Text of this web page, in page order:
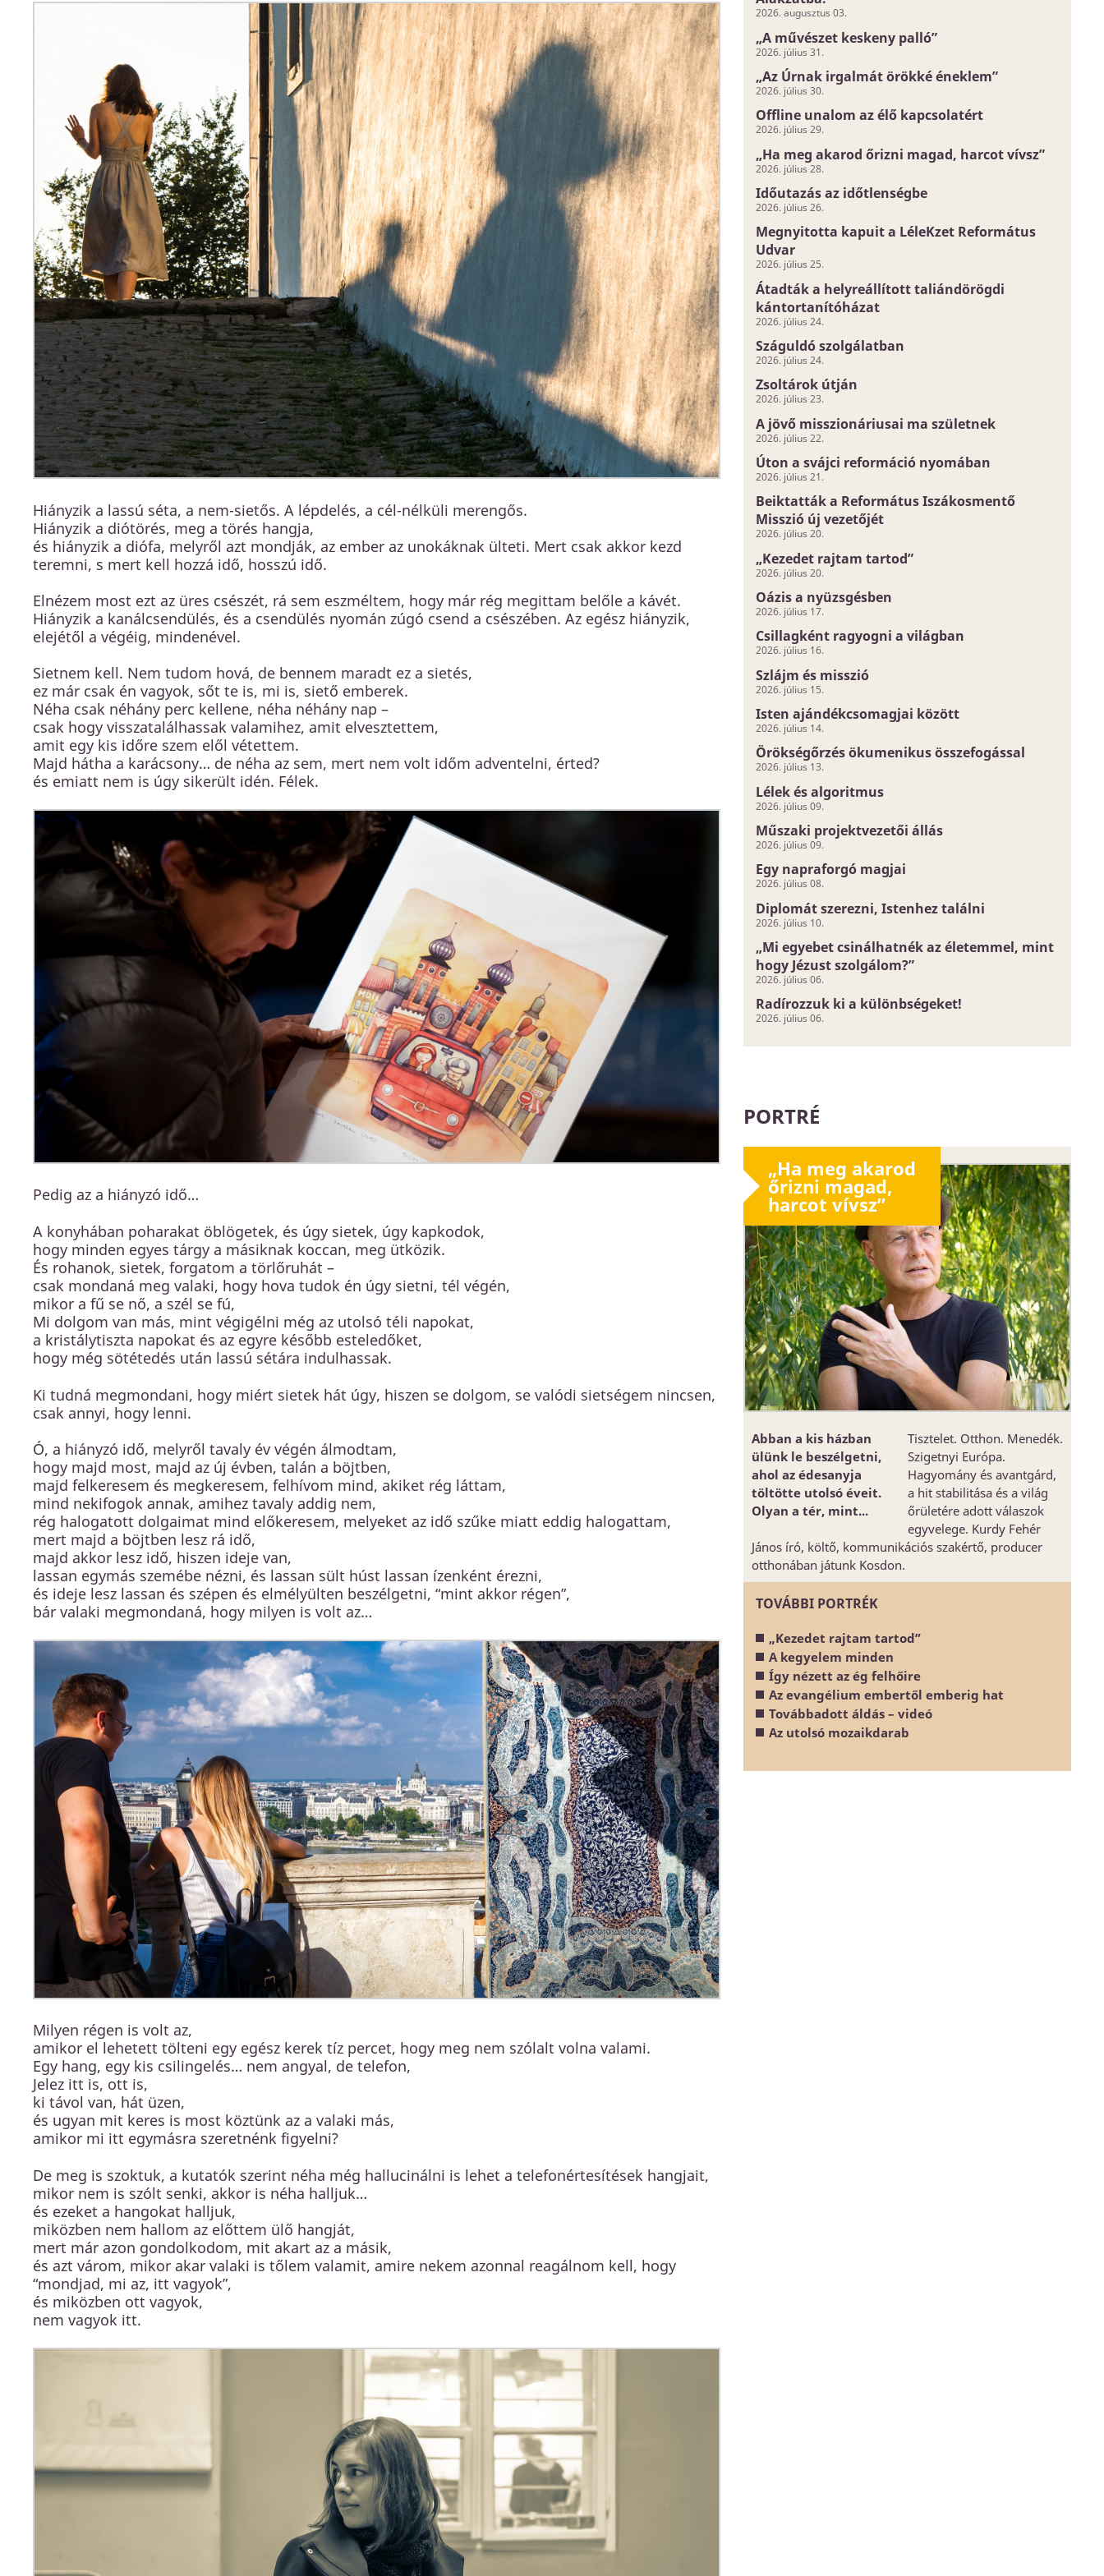
Hiányzik a lassú séta, a nem-sietős. A lépdelés, a cél-nélküli merengős.
Hiányzik a diótörés, meg a törés hangja,
és hiányzik a diófa, melyről azt mondják, az ember az unokáknak ülteti. Mert csak akkor kezd
teremni, s mert kell hozzá idő, hosszú idő.
Elnézem most ezt az üres csészét, rá sem eszméltem, hogy már rég megittam belőle a kávét.
Hiányzik a kanálcsendülés, és a csendülés nyomán zúgó csend a csészében. Az egész hiányzik,
elejétől a végéig, mindenével.
Sietnem kell. Nem tudom hová, de bennem maradt ez a sietés,
ez már csak én vagyok, sőt te is, mi is, siető emberek.
Néha csak néhány perc kellene, néha néhány nap –
csak hogy visszatalálhassak valamihez, amit elvesztettem,
amit egy kis időre szem elől vétettem.
Majd hátha a karácsony… de néha az sem, mert nem volt időm adventelni, érted?
és emiatt nem is úgy sikerült idén. Félek.
Pedig az a hiányzó idő…
A konyhában poharakat öblögetek, és úgy sietek, úgy kapkodok,
hogy minden egyes tárgy a másiknak koccan, meg ütközik.
És rohanok, sietek, forgatom a törlőruhát –
csak mondaná meg valaki, hogy hova tudok én úgy sietni, tél végén,
mikor a fű se nő, a szél se fú,
Mi dolgom van más, mint végigélni még az utolsó téli napokat,
a kristálytiszta napokat és az egyre később esteledőket,
hogy még sötétedés után lassú sétára indulhassak.
Ki tudná megmondani, hogy miért sietek hát úgy, hiszen se dolgom, se valódi sietségem nincsen,
csak annyi, hogy lenni.
Ó, a hiányzó idő, melyről tavaly év végén álmodtam,
hogy majd most, majd az új évben, talán a böjtben,
majd felkeresem és megkeresem, felhívom mind, akiket rég láttam,
mind nekifogok annak, amihez tavaly addig nem,
rég halogatott dolgaimat mind előkeresem, melyeket az idő szűke miatt eddig halogattam,
mert majd a böjtben lesz rá idő,
majd akkor lesz idő, hiszen ideje van,
lassan egymás szemébe nézni, és lassan sült húst lassan ízenként érezni,
és ideje lesz lassan és szépen és elmélyülten beszélgetni, “mint akkor régen”,
bár valaki megmondaná, hogy milyen is volt az…
Milyen régen is volt az,
amikor el lehetett tölteni egy egész kerek tíz percet, hogy meg nem szólalt volna valami.
Egy hang, egy kis csilingelés… nem angyal, de telefon,
Jelez itt is, ott is,
ki távol van, hát üzen,
és ugyan mit keres is most köztünk az a valaki más,
amikor mi itt egymásra szeretnénk figyelni?
De meg is szoktuk, a kutatók szerint néha még hallucinálni is lehet a telefonértesítések hangjait,
mikor nem is szólt senki, akkor is néha halljuk…
és ezeket a hangokat halljuk,
miközben nem hallom az előttem ülő hangját,
mert már azon gondolkodom, mit akart az a másik,
és azt várom, mikor akar valaki is tőlem valamit, amire nekem azonnal reagálnom kell, hogy
“mondjad, mi az, itt vagyok”,
és miközben ott vagyok,
nem vagyok itt.
2026. augusztus 03.
„A művészet keskeny palló”
2026. július 31.
„Az Úrnak irgalmát örökké éneklem”
2026. július 30.
Offline unalom az élő kapcsolatért
2026. július 29.
„Ha meg akarod őrizni magad, harcot vívsz”
2026. július 28.
Időutazás az időtlenségbe
2026. július 26.
Megnyitotta kapuit a LéleKzet Református
Udvar
2026. július 25.
Átadták a helyreállított taliándörögdi
kántortanítóházat
2026. július 24.
Száguldó szolgálatban
2026. július 24.
Zsoltárok útján
2026. július 23.
A jövő misszionáriusai ma születnek
2026. július 22.
Úton a svájci reformáció nyomában
2026. július 21.
Beiktatták a Református Iszákosmentő
Misszió új vezetőjét
2026. július 20.
„Kezedet rajtam tartod”
2026. július 20.
Oázis a nyüzsgésben
2026. július 17.
Csillagként ragyogni a világban
2026. július 16.
Szlájm és misszió
2026. július 15.
Isten ajándékcsomagjai között
2026. július 14.
Örökségőrzés ökumenikus összefogással
2026. július 13.
Lélek és algoritmus
2026. július 09.
Műszaki projektvezetői állás
2026. július 09.
Egy napraforgó magjai
2026. július 08.
Diplomát szerezni, Istenhez találni
2026. július 10.
„Mi egyebet csinálhatnék az életemmel, mint
hogy Jézust szolgálom?”
2026. július 06.
Radírozzuk ki a különbségeket!
2026. július 06.
PORTRÉ
„Ha meg akarod
őrizni magad,
harcot vívsz”
Abban a kis házban
ülünk le beszélgetni,
ahol az édesanyja
töltötte utolsó éveit.
Olyan a tér, mint...
Tisztelet. Otthon. Menedék.
Szigetnyi Európa.
Hagyomány és avantgárd,
a hit stabilitása és a világ
őrületére adott válaszok
egyvelege. Kurdy Fehér
János író, költő, kommunikációs szakértő, producer
otthonában játunk Kosdon.
TOVÁBBI PORTRÉK
„Kezedet rajtam tartod”
A kegyelem minden
Így nézett az ég felhőire
Az evangélium embertől emberig hat
Továbbadott áldás – videó
Az utolsó mozaikdarab